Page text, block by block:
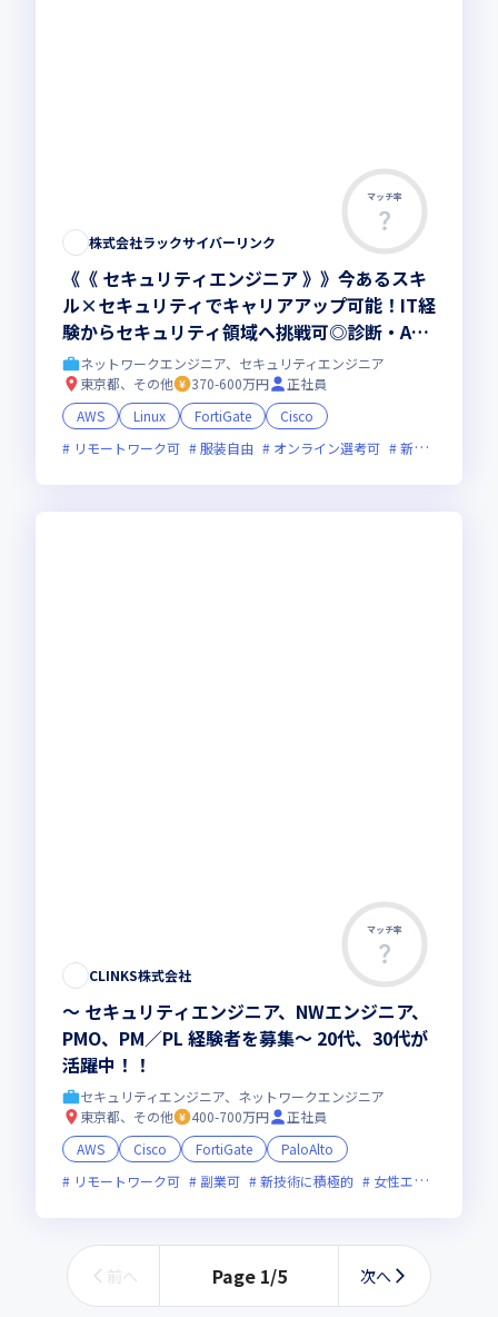
マッチ率
株式会社ラックサイバーリンク
《《 セキュリティエンジニア 》》今あるスキ
ル×セキュリティでキャリアアップ可能！IT経
験からセキュリティ領域へ挑戦可◎診断・AS
M・セキュリティサービス運用
ネットワークエンジニア、セキュリティエンジニア
東京都、その他
370-600万円
正社員
AWS
Linux FortiGate
Cisco
リモートワーク可
服装自由 オンライン選考可 新技術に積極的
マッチ率
CLINKS株式会社
～ セキュリティエンジニア、NWエンジニア、
PMO、PM／PL 経験者を募集～ 20代、30代が
活躍中！！
セキュリティエンジニア、ネットワークエンジニア
東京都、その他
400-700万円
正社員
AWS
Cisco FortiGate
PaloAlto
リモートワーク可
副業可 新技術に積極的 女性エンジニアが活躍中
前へ Page 1/5 次へ